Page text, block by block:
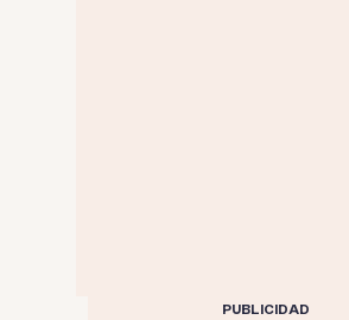
PUBLICIDAD